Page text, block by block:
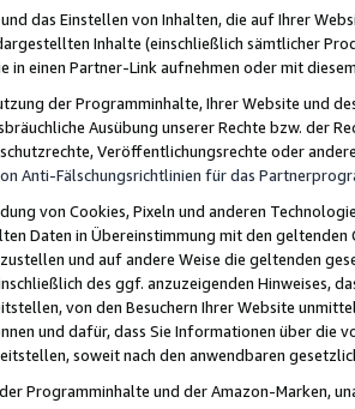
das Einstellen von Inhalten, die auf Ihrer
Inhalte (einschließlich sämtlicher
in einen Partner-Link aufnehmen oder mit
der Programminhalte, Ihrer Website und
Ausübung unserer Rechte bzw. der
Veröffentlichungsrechte oder
Anti-Fälschungsrichtlinien für das
von Cookies, Pixeln und anderen
Daten in Übereinstimmung mit den
und auf andere Weise die geltenden
des ggf. anzuzeigenden Hinweises,
von den Besuchern Ihrer Website
und dafür, dass Sie Informationen über die
soweit nach den anwendbaren
Programminhalte und der Amazon-Marken,